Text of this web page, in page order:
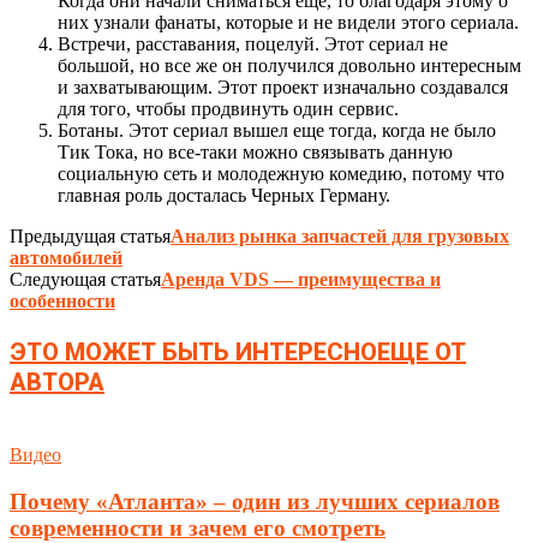
них узнали фанаты, которые и не видели этого сериала.
Встречи, расставания, поцелуй. Этот сериал не
большой, но все же он получился довольно интересным
и захватывающим. Этот проект изначально создавался
для того, чтобы продвинуть один сервис.
Ботаны. Этот сериал вышел еще тогда, когда не было
Тик Тока, но все-таки можно связывать данную
социальную сеть и молодежную комедию, потому что
главная роль досталась Черных Герману.
Предыдущая статьяАнализ рынка запчастей для грузовых
автомобилей
Следующая статьяАренда VDS — преимущества и
особенности
ЭТО МОЖЕТ БЫТЬ ИНТЕРЕСНОЕЩЕ ОТ
АВТОРА
Видео
Почему «Атланта» – один из лучших сериалов
современности и зачем его смотреть